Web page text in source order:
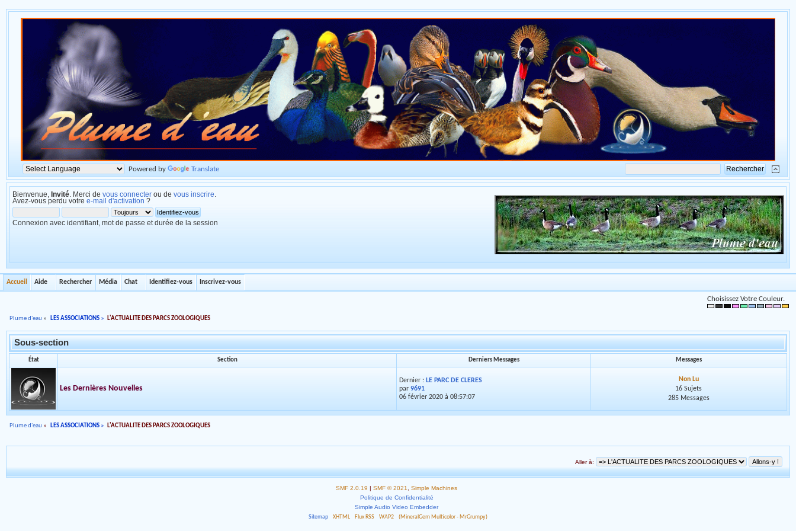
Powered by Translate
Bienvenue, Invité . Merci de vous connecter ou de vous inscrire
Avez-vous perdu votre e-mail d'activation ?
Connexion avec identifiant, mot de passe et durée de la session
Accueil Aide Rechercher Média Chat Identifiez-vous Inscrivez-vous
Choisissez Votre Couleur.
Plume d'eau » LES ASSOCIATIONS» L'ACTUALITE DES PARCS ZOOLOGIQUES
Sous-section
État Section Derniers Messages Messages
Les Dernières Nouvelles
Dernier : LE PARC DE CLERES
par9691
06 février 2020 à 08:57:07
Non Lu
16 Sujets
285 Messages
Plume d'eau » LES ASSOCIATIONS» L'ACTUALITE DES PARCS ZOOLOGIQUES
Aller à:
SMF 2.0.19 | SMF © 2021, Simple Machines
Politique de Confidentialité
Simple Audio Video Embedder
Sitemap
XHTML Flux RSS WAP2 (MineralGem Multicolor - MrGrumpy)